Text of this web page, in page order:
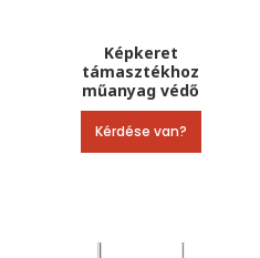
Képkeret
támasztékhoz
műanyag védő
Kérdése van?